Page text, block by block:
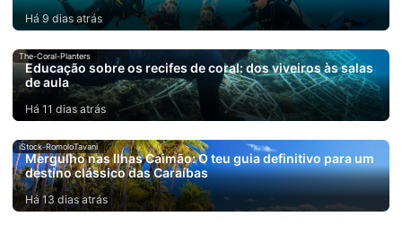
Há 9 dias atrás
The-Coral-Planters
Educação sobre os recifes de coral: dos viveiros às salas
de aula
Há 11 dias atrás
iStock-RomoloTavani
Mergulho nas Ilhas Caimão: O teu guia definitivo para um
destino clássico das Caraíbas
Há 13 dias atrás